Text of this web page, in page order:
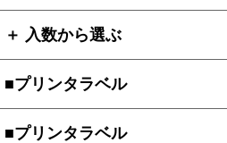
＋ 入数から選ぶ
■プリンタラベル
■プリンタラベル